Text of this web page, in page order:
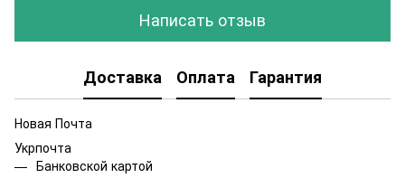
Написать отзыв
Доставка Оплата Гарантия
Новая Почта
Укрпочта
Банковской картой